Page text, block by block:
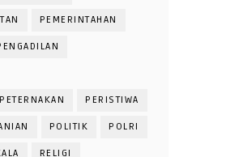
PEMERINTAHAN
PERISTIWA
POLITIK POLRI
RELIGI